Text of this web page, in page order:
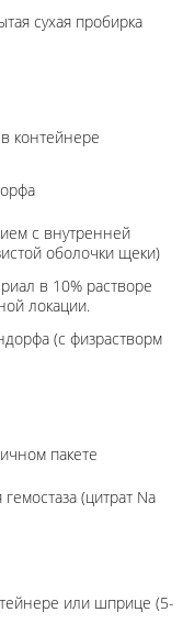
сухая пробирка
контейнере
с внутренней
оболочки щеки)
в 10% растворе
локации.
(с физрастворм
пакете
(цитрат Na
или шприце (5-